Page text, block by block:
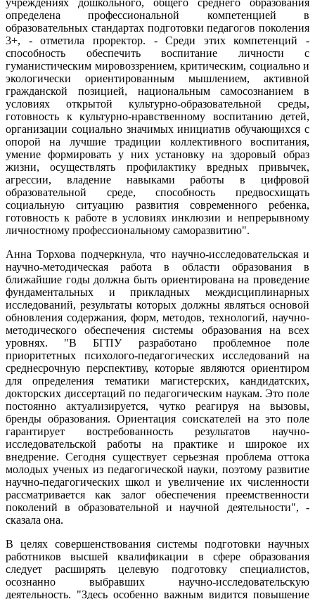
определена профессиональной компетенцией в
образовательных стандартах подготовки педагогов поколения
3+, - отметила проректор. - Среди этих компетенций -
способность обеспечить воспитание личности с
гуманистическим мировоззрением, критическим, социально и
экологически ориентированным мышлением, активной
гражданской позицией, национальным самосознанием в
условиях открытой культурно-образовательной среды,
готовность к культурно-нравственному воспитанию детей,
организации социально значимых инициатив обучающихся с
опорой на лучшие традиции коллективного воспитания,
умение формировать у них установку на здоровый образ
жизни, осуществлять профилактику вредных привычек,
агрессии, владение навыками работы в цифровой
образовательной среде, способность предвосхищать
социальную ситуацию развития современного ребенка,
готовность к работе в условиях инклюзии и непрерывному
личностному профессиональному саморазвитию".
Анна Торхова подчеркнула, что научно-исследовательская и
научно-методическая работа в области образования в
ближайшие годы должна быть ориентирована на проведение
фундаментальных и прикладных междисциплинарных
исследований, результаты которых должны являться основой
обновления содержания, форм, методов, технологий, научно-
методического обеспечения системы образования на всех
уровнях. "В БГПУ разработано проблемное поле
приоритетных психолого-педагогических исследований на
среднесрочную перспективу, которые являются ориентиром
для определения тематики магистерских, кандидатских,
докторских диссертаций по педагогическим наукам. Это поле
постоянно актуализируется, чутко реагируя на вызовы,
бренды образования. Ориентация соискателей на это поле
гарантирует востребованность результатов научно-
исследовательской работы на практике и широкое их
внедрение. Сегодня существует серьезная проблема оттока
молодых ученых из педагогической науки, поэтому развитие
научно-педагогических школ и увеличение их численности
рассматривается как залог обеспечения преемственности
поколений в образовательной и научной деятельности", -
сказала она.
В целях совершенствования системы подготовки научных
работников высшей квалификации в сфере образования
следует расширять целевую подготовку специалистов,
осознанно выбравших научно-исследовательскую
деятельность. "Здесь особенно важным видится повышение